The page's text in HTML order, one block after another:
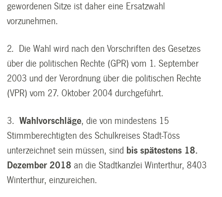
gewordenen Sitze ist daher eine Ersatzwahl
vorzunehmen.
2. Die Wahl wird nach den Vorschriften des Gesetzes
über die politischen Rechte (GPR) vom 1. September
2003 und der Verordnung über die politischen Rechte
(VPR) vom 27. Oktober 2004 durchgeführt.
3.Wahlvorschläge, die von mindestens 15
Stimmberechtigten des Schulkreises Stadt-Töss
unterzeichnet sein müssen, sind bis spätestens 18.
Dezember 2018 an die Stadtkanzlei Winterthur, 8403
Winterthur, einzureichen.